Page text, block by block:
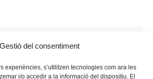
Gestió del consentiment
experiències, s’utilitzen tecnologies com ara les
i/o accedir a la informació del dispositiu. El